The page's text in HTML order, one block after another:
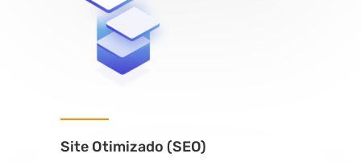
Site Otimizado (SEO)